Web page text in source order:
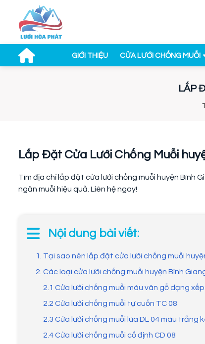
GIỚI THIỆU CỬA LƯỚI CHỐNG MUỖI
LẮP
Lắp Đặt Cửa Lưới Chống Muỗi
Tìm địa chỉ lắp đặt cửa lưới chống muỗi huyện Bình
ngăn muỗi hiệu quả. Liên hệ ngay!
Nội dung bài viết:
1. Tại sao nên lắp đặt cửa lưới chống muỗi
2. Các loại cửa lưới chống muỗi huyện Bình
2.1 Cửa lưới chống muỗi màu vân gỗ dạng
2.2 Cửa lưới chống muỗi tự cuốn TC 08
2.3 Cửa lưới chống muỗi lùa DL 04 màu trắng
2.4 Cửa lưới chống muỗi cố định CD 08